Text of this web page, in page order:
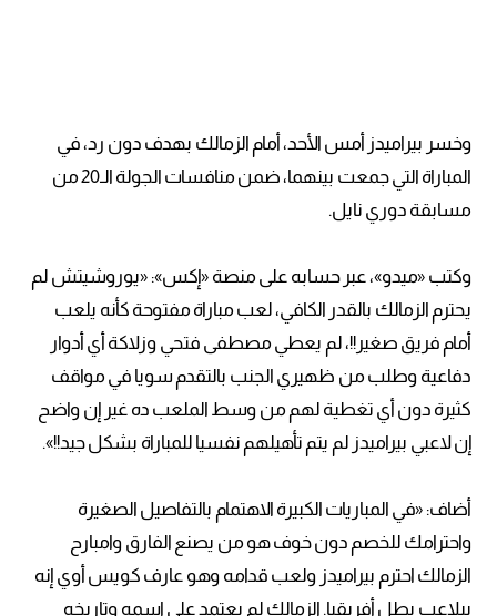
وخسر بيراميدز أمس الأحد، أمام الزمالك بهدف دون رد، في
المباراة التي جمعت بينهما، ضمن منافسات الجولة الـ20 من
مسابقة دوري نايل.
وكتب «ميدو»، عبر حسابه على منصة «إكس»: «يوروشيتش لم
يحترم الزمالك بالقدر الكافي، لعب مباراة مفتوحة كأنه يلعب
أمام فريق صغير!!، لم يعطي مصطفى فتحي وزلاكة أي أدوار
دفاعية وطلب من ظهيري الجنب بالتقدم سويا في مواقف
كثيرة دون أي تغطية لهم من وسط الملعب ده غير إن واضح
إن لاعبي بيراميدز لم يتم تأهيلهم نفسيا للمباراة بشكل جيد!!».
أضاف: «في المباريات الكبيرة الاهتمام بالتفاصيل الصغيرة
واحترامك للخصم دون خوف هو من يصنع الفارق وامبارح
الزمالك احترم بيراميدز ولعب قدامه وهو عارف كويس أوي إنه
بيلاعب بطل أفريقيا. الزمالك لم يعتمد على اسمه وتاريخه